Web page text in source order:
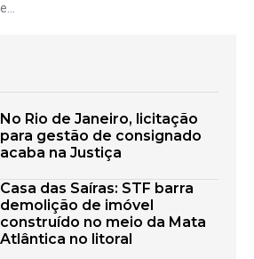
No Rio de Janeiro, licitação
para gestão de consignado
acaba na Justiça
Casa das Saíras: STF barra
demolição de imóvel
construído no meio da Mata
Atlântica no litoral